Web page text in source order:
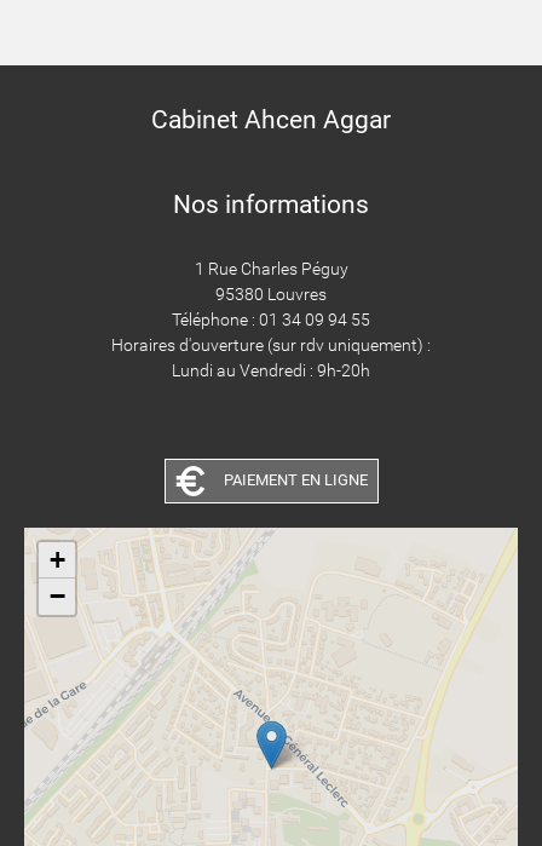
Cabinet Ahcen Aggar
Nos informations
1 Rue Charles Péguy
95380 Louvres
Téléphone : 01 34 09 94 55
Horaires d'ouverture (sur rdv uniquement) :
Lundi au Vendredi : 9h-20h
PAIEMENT EN LIGNE
+
−